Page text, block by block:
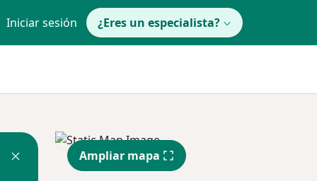
Iniciar sesión ¿Eres un especialista?
Ampliar mapa